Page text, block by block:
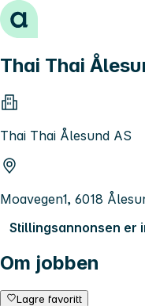
Hopp til innhold
Thai Thai
Thai Thai Ålesund AS
Moavegen1, 6018
Stillingsannonsen er
Om jobben
Lagre favoritt